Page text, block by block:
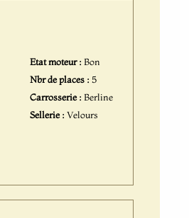
Etat moteur :Bon
Nbr de places : 5
Carrosserie :Berline
Sellerie :Velours